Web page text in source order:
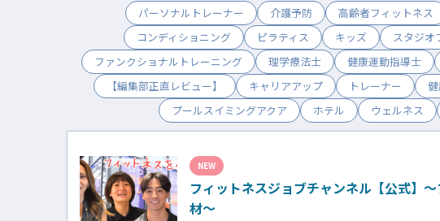
パーソナルトレーナー 介護予防 高齢者フィットネス
コンディショニング
ピラティス キッズ スタジオ
ファンクショナルトレーニング
理学療法士 健康運動指導士
【編集部正直レビュー】
キャリアアップ トレーナー
プールスイミングアクア
ホテル ウェルネス
NEW
フィットネスジョブチャンネル【公式】
材～